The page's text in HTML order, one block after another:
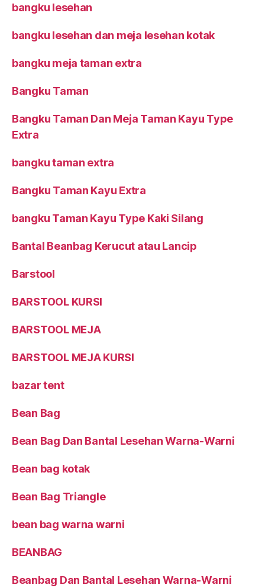
bangku lesehan
bangku lesehan dan meja lesehan kotak
bangku meja taman extra
Bangku Taman
Bangku Taman Dan Meja Taman Kayu Type
Extra
bangku taman extra
Bangku Taman Kayu Extra
bangku Taman Kayu Type Kaki Silang
Bantal Beanbag Kerucut atau Lancip
Barstool
BARSTOOL KURSI
BARSTOOL MEJA
BARSTOOL MEJA KURSI
bazar tent
Bean Bag
Bean Bag Dan Bantal Lesehan Warna-Warni
Bean bag kotak
Bean Bag Triangle
bean bag warna warni
BEANBAG
Beanbag Dan Bantal Lesehan Warna-Warni